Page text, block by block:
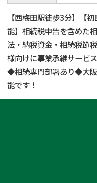
【西梅田駅徒歩3分】【
能】相続税申告を含めた
法・納税資金・相続税節
様向けに事業承継サービ
◆相続専門部署あり◆大
能です！